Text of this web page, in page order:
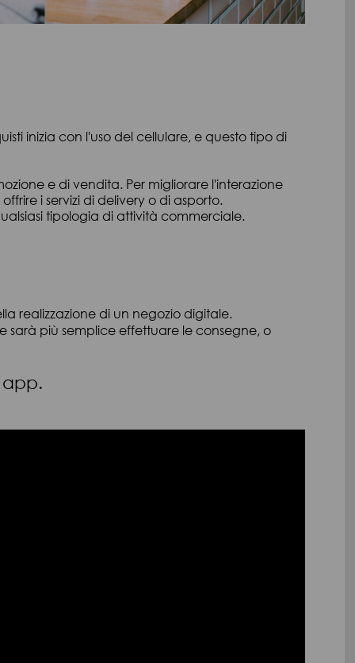
inizia con l'uso del cellulare, e questo tipo di
e di vendita. Per migliorare l'interazione
i servizi di delivery o di asporto.
tipologia di attività commerciale.
realizzazione di un negozio digitale.
sarà più semplice effettuare le consegne, o
app.